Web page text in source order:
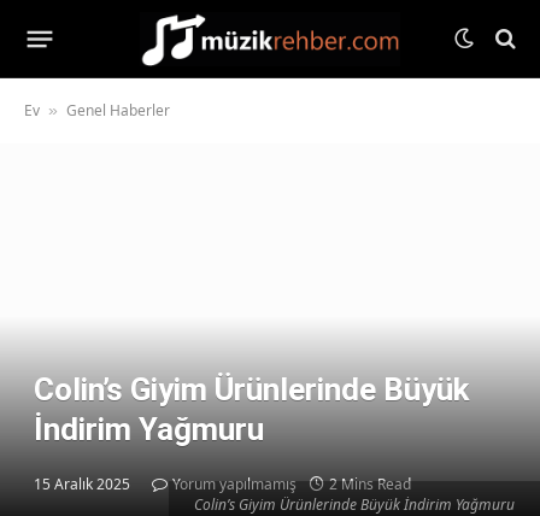
Ev » Genel Haberler
Colin’s Giyim Ürünlerinde Büyük İndirim Yağmuru
Colin’s Giyim Ürünlerinde Büyük
İndirim Yağmuru
15 Aralık 2025 Yorum yapılmamış 2 Mins Read